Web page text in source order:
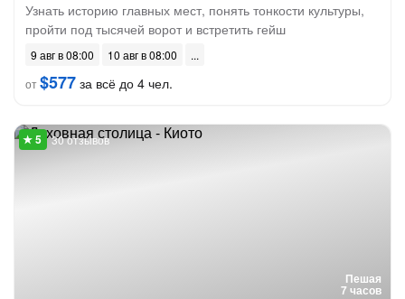
Узнать историю главных мест, понять тонкости культуры,
пройти под тысячей ворот и встретить гейш
9 авг в 08:00
10 авг в 08:00
от$577 за всё до 4 чел.
Пешая
7 часов
30 отзывов